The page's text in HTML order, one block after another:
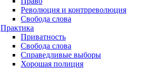
Революция и контрреволюция
Свобода слова
Практика
Приватность
Свобода слова
Справедливые выборы
Хорошая полиция